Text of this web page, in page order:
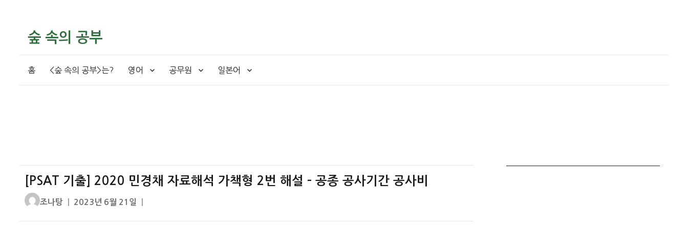
숲 속의 공부
홈 <숲 속의 공부>는? 영어 공무원 일본어
[PSAT 기출] 2020 민경채 자료해석 가책형 2번 해설 – 공종 공사기간 공사비
글
조나탕
작
2023년 6월 21일